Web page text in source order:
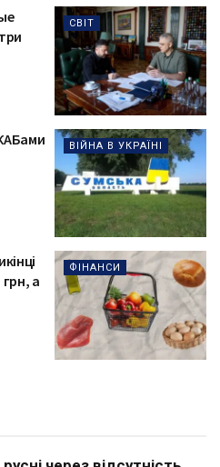
СВІТ
ВІЙНА В УКРАЇНІ
ФІНАНСИ
грн, а